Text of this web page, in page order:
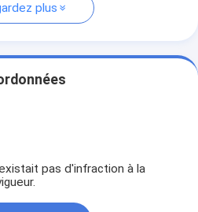
plus
pas d'infraction à la